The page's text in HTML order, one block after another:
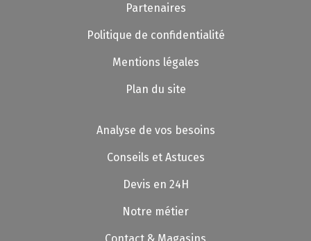
Partenaires
Politique de confidentialité
Mentions légales
Plan du site
Analyse de vos besoins
Conseils et Astuces
Devis en 24H
Notre métier
Contact & Magasins